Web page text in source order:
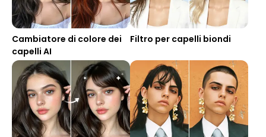
Cambiatore di colore dei
capelli AI
Filtro per capelli biondi